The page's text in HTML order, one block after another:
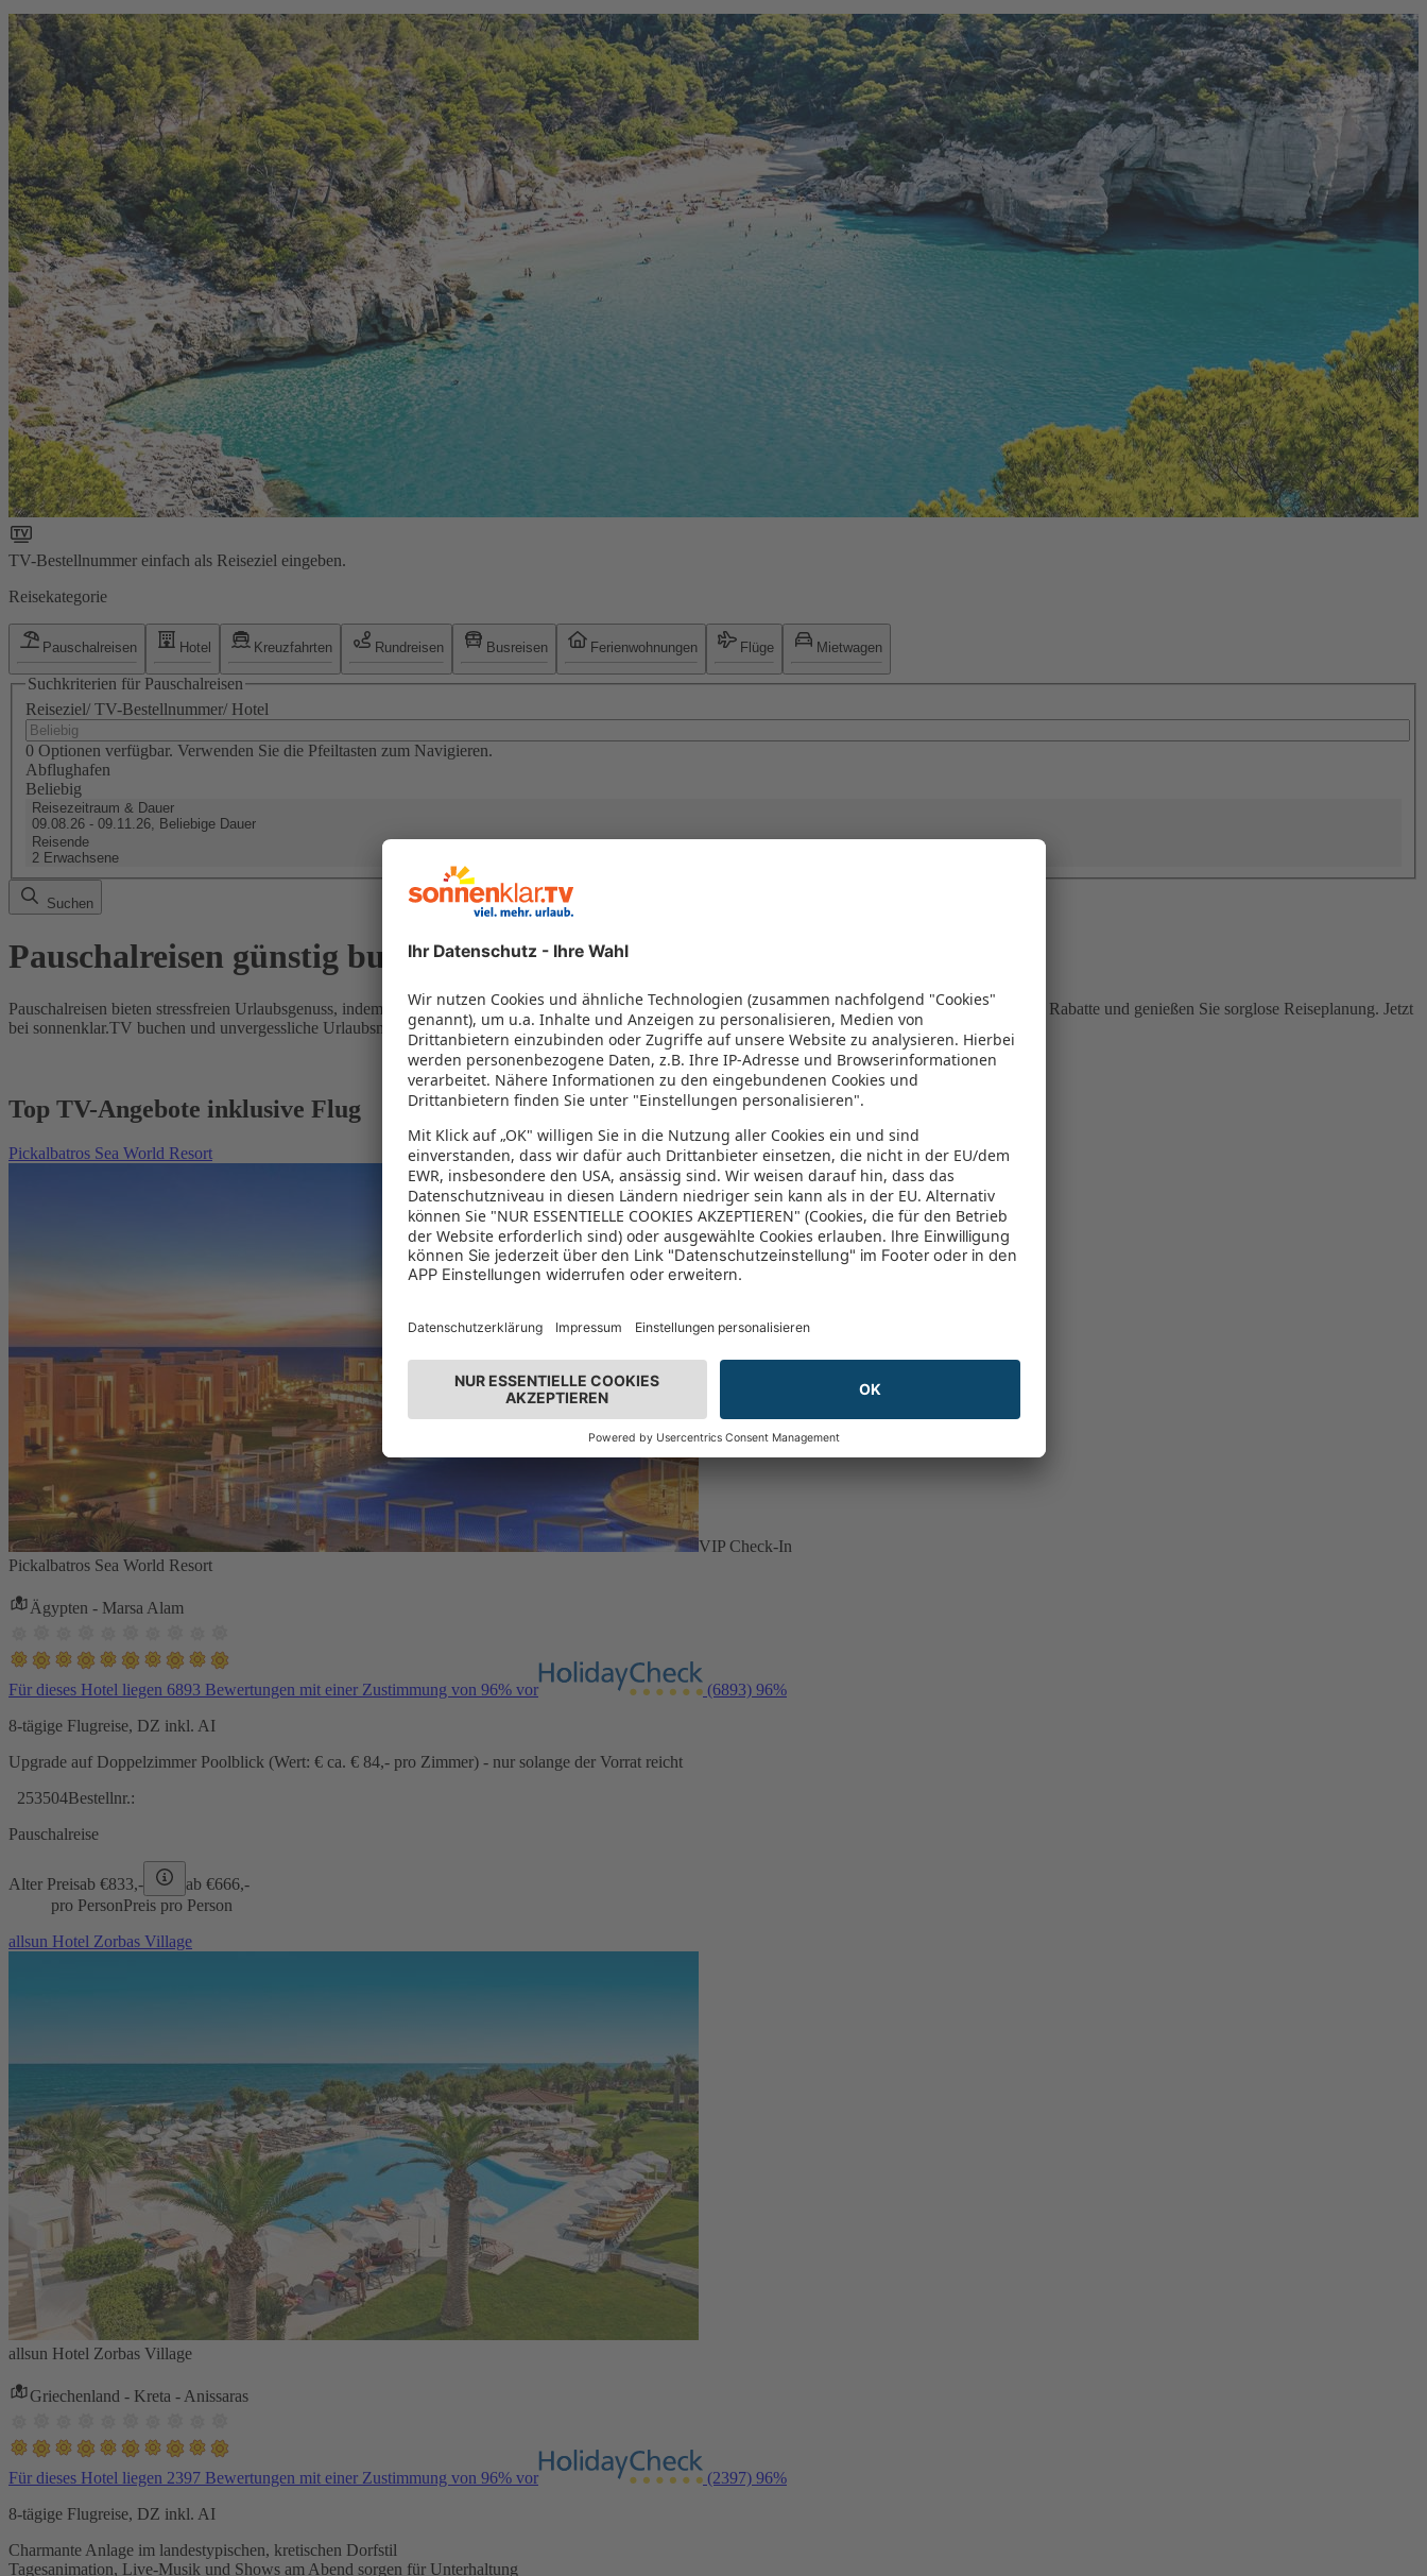
TV-Bestellnummer einfach als Reiseziel eingeben.
Reisekategorie
Pauschalreisen Hotel Kreuzfahrten Rundreisen Busreisen Ferienwohnungen Flüge Mietwagen
Suchkriterien für Pauschalreisen
Reiseziel/ TV-Bestellnummer/ Hotel
0 Optionen verfügbar. Verwenden Sie die Pfeiltasten zum Navigieren.
Abflughafen
Beliebig
Reisezeitraum & Dauer
09.08.26 - 09.11.26, Beliebige Dauer
Reisende
2 Erwachsene
Suchen
Pauschalreisen günstig buchen
Pauschalreisen bieten stressfreien Urlaubsgenuss, indem Flug und Hotel in einem Paket kombiniert werden – das spart Zeit und Geld. Nutzen Sie attraktive Rabatte und genießen Sie sorglose Reiseplanung. Jetzt
bei sonnenklar.TV buchen und unvergessliche Urlaubsmomente erleben!
Top TV-Angebote inklusive Flug
Pickalbatros Sea World Resort
VIP Check-In
Pickalbatros Sea World Resort
Ägypten - Marsa Alam
Für dieses Hotel liegen 6893 Bewertungen mit einer Zustimmung von 96% vor (6893) 96%
8-tägige Flugreise, DZ inkl. AI
Upgrade auf Doppelzimmer Poolblick (Wert: € ca. € 84,- pro Zimmer) - nur solange der Vorrat reicht
253504Bestellnr.:
Pauschalreise
Alter Preisab €833,- ab €666,-
pro PersonPreis pro Person
allsun Hotel Zorbas Village
allsun Hotel Zorbas Village
Griechenland - Kreta - Anissaras
Für dieses Hotel liegen 2397 Bewertungen mit einer Zustimmung von 96% vor (2397) 96%
8-tägige Flugreise, DZ inkl. AI
Charmante Anlage im landestypischen, kretischen Dorfstil
Tagesanimation, Live-Musik und Shows am Abend sorgen für Unterhaltung